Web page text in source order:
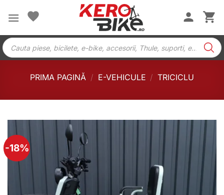
Products
search
PRIMA PAGINĂ / E-VEHICULE / TRICICLU
-18%